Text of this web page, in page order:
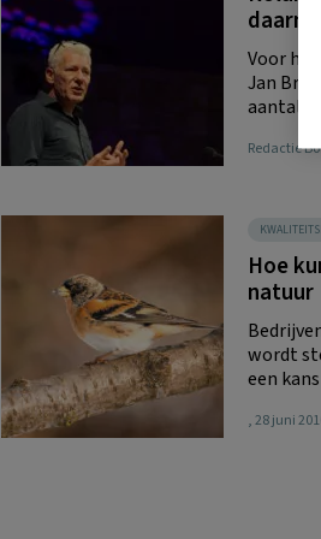
Voor
Jan
aantal
Redactie
Hoe
natuur
wordt
een
, 28 juni